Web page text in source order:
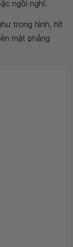
ngồi nghỉ.
trong hình, hít
mặt phẳng